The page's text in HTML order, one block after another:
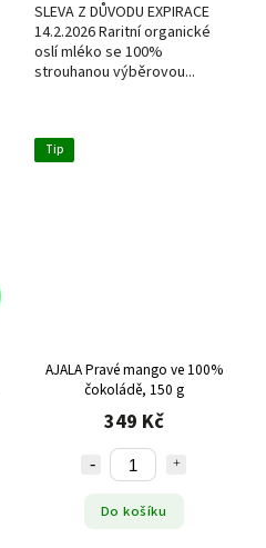
SLEVA Z DŮVODU EXPIRACE
14.2.2026 Raritní organické
oslí mléko se 100%
strouhanou výběrovou...
Tip
AJALA Pravé mango ve 100%
čokoládě, 150 g
349 Kč
Do košíku